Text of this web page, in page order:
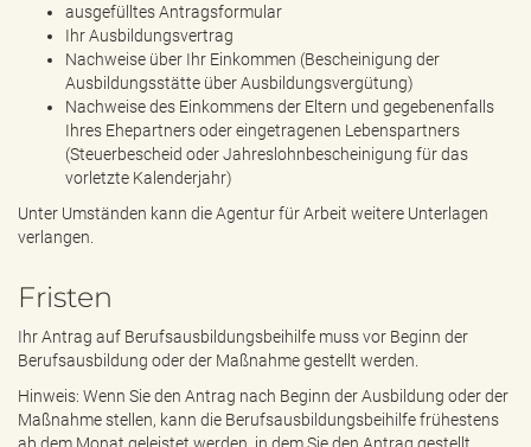
ausgefülltes Antragsformular
Ihr Ausbildungsvertrag
Nachweise über Ihr Einkommen (Bescheinigung der
Ausbildungsstätte über Ausbildungsvergütung)
Nachweise des Einkommens der Eltern und gegebenenfalls
Ihres Ehepartners oder eingetragenen Lebenspartners
(Steuerbescheid oder Jahreslohnbescheinigung für das
vorletzte Kalenderjahr)
Unter Umständen kann die Agentur für Arbeit weitere Unterlagen
verlangen.
Fristen
Ihr Antrag auf Berufsausbildungsbeihilfe muss vor Beginn der
Berufsausbildung oder der Maßnahme gestellt werden.
Hinweis: Wenn Sie den Antrag nach Beginn der Ausbildung oder der
Maßnahme stellen, kann die Berufsausbildungsbeihilfe frühestens